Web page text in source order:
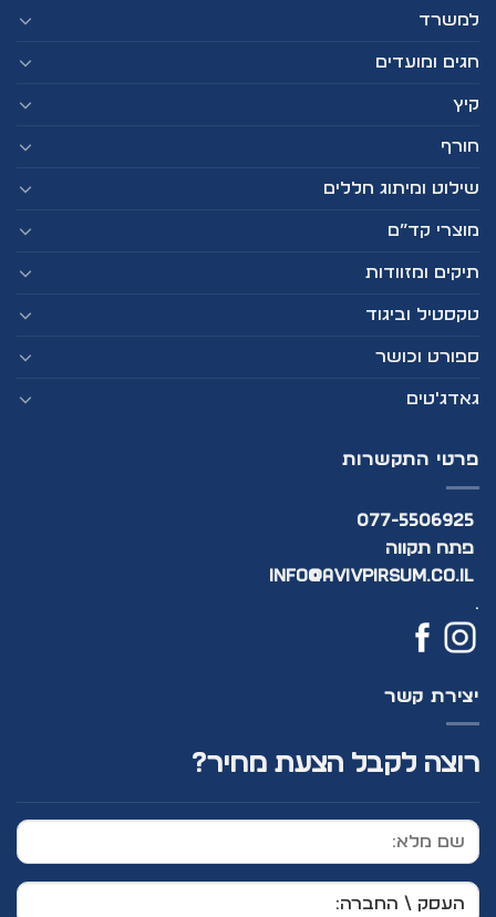
למשרד
חגים ומועדים
קיץ
חורף
שילוט ומיתוג חללים
מוצרי קד”ם
תיקים ומזוודות
טקסטיל וביגוד
ספורט וכושר
גאדג'טים
פרטי התקשרות
077-5506925
פתח תקווה
info@avivpirsum.co.il
.
יצירת קשר
רוצה לקבל הצעת מחיר?